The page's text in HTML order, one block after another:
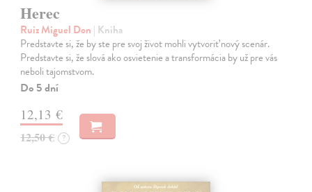
Herec
Ruiz Miguel Don | Kniha
Predstavte si, že by ste pre svoj život mohli vytvoriť nový scenár.
Predstavte si, že slová ako osvietenie a transformácia by už pre vás
neboli tajomstvom.
Do 5 dní
12,13 €
12,50 € ?